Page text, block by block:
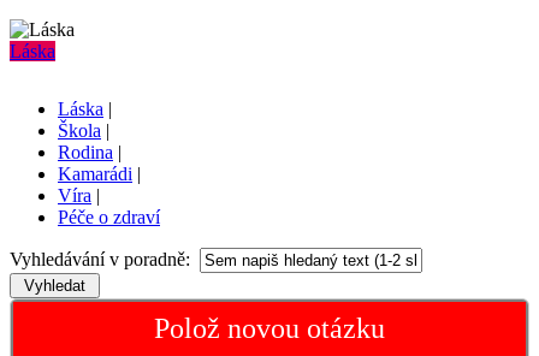
Láska
Láska |
Škola |
Rodina |
Kamarádi |
Víra |
Péče o zdraví
Vyhledávání v poradně:
Polož novou otázku